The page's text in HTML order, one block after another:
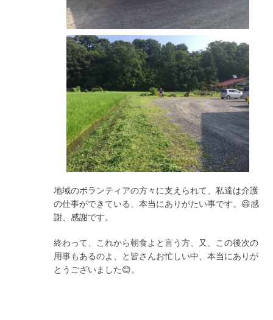
地域のボランティアの方々に支えられて、私達は介護
の仕事ができている、本当にありがたい事です。😆感
謝、感謝です。
終わって、これから朝食よと言う方、又、この後次の
用事もあるのよ、と皆さんお忙しい中、本当にありが
とうございました😊。